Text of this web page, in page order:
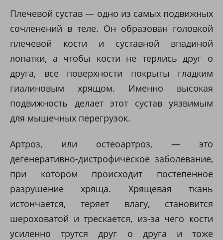
Плечевой сустав — одно из самых подвижных
сочленений в теле. Он образован головкой
плечевой кости и суставной впадиной
лопатки, а чтобы кости не терлись друг о
друга, все поверхности покрыты гладким
гиалиновым хрящом. Именно высокая
подвижность делает этот сустав уязвимым
для мышечных перегрузок.
Артроз, или остеоартроз, — это
дегенеративно-дистрофическое заболевание,
при котором происходит постепенное
разрушение хряща. Хрящевая ткань
истончается, теряет влагу, становится
шероховатой и трескается, из-за чего кости
усиленно трутся друг о друга и тоже